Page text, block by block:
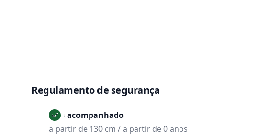
Regulamento de segurança
Não acompanhado
a partir de 130 cm / a partir de 0 anos